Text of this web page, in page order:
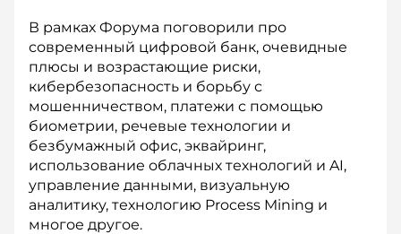
В рамках Форума поговорили про
современный цифровой банк, очевидные
плюсы и возрастающие риски,
кибербезопасность и борьбу с
мошенничеством, платежи с помощью
биометрии, речевые технологии и
безбумажный офис, эквайринг,
использование облачных технологий и AI,
управление данными, визуальную
аналитику, технологию Process Mining и
многое другое.